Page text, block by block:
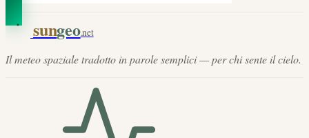
sungeo.net
Il meteo spaziale tradotto in parole semplici — per chi sente il cielo.